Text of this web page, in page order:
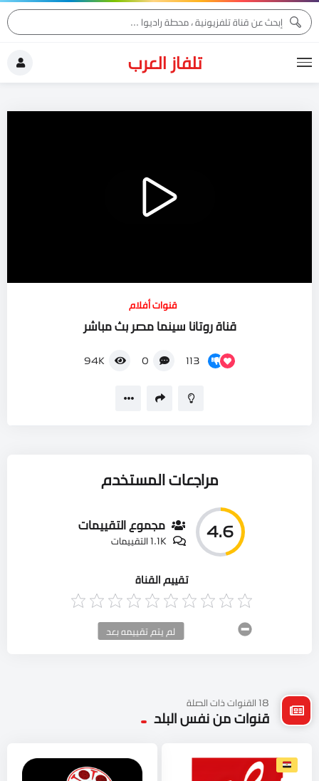
تلفاز العرب
قنوات أفلام
قناة روتانا سينما مصر بث مباشر
113
0
94K
مراجعات المستخدم
4.6 مجموع التقييمات
1.1K التقييمات
تقييم القناة
لم يتم تقييمه بعد
18 القنوات ذات الصلة
قنوات من نفس البلد